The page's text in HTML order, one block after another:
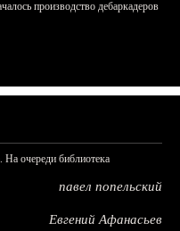
производство дебаркадеров
очереди библиотека
павел попельский
Евгений Афанасьев